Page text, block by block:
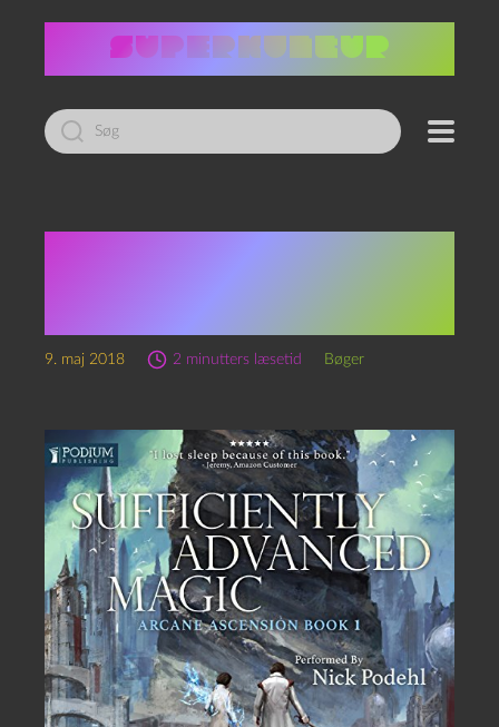
Led
efter:
9. maj 2018 2 minutters læsetid Bøger